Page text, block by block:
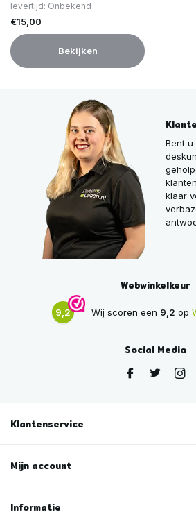
levertijd: Onbekend
€15,00
Bekijken
Bent
klaar
Webwinkelkeur
9,2 Wij scoren een 9,2 op
Social Media
Klantenservice
Mijn account
Informatie